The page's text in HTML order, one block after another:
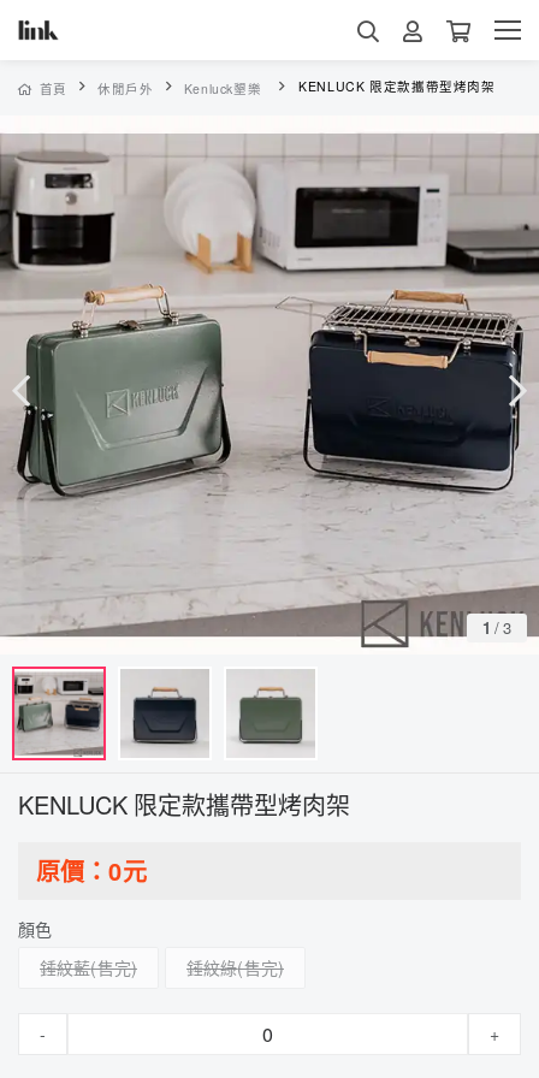
首頁 休閒戶外 Kenluck墾樂 KENLUCK 限定款攜帶型烤肉架
1 /3
KENLUCK 限定款攜帶型烤肉架
原價：0元
顏色
錘紋藍
錘紋綠
- +